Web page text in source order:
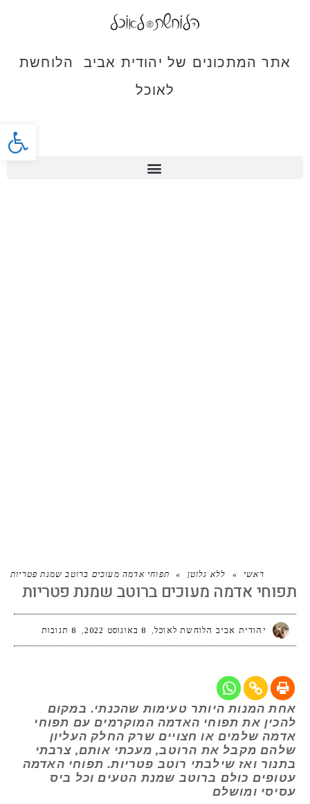
פתח
אתר המתכונים של יהודית אביב הלוחשת
לאוכל
ראשי » ללא גלוטן » תפוחי אדמה מעוכים ברוטב שמנת פטריות
תפוחי אדמה מעוכים ברוטב שמנת פטריות
יהודית אביב הלוחשת לאוכל 8 באוגוסט 2022 8 תגובות
אחת המנות היותר טעימות שהכנתי. במקום
להכין את תפוחי האדמה המוקרמים עם תפוחי
אדמה שלמים או חצויים שרק החלק העליון
שלהם מקבל את הרוטב, מעכתי אותם, צרבתי
בתנור ואז שילבתי רוטב פטריות. תפוחי האדמה
עטופים כולם ברוטב שמנת הטעים וכל ביס
עסיסי ומושלם